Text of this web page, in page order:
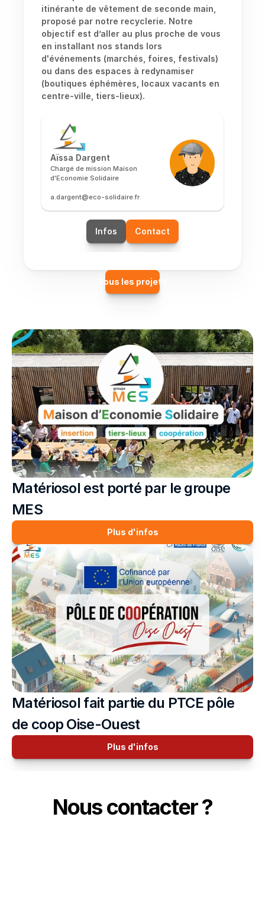
Matériosol est porté par le groupe
MES
Plus d'infos
Matériosol fait partie du PTCE pôle
de coop Oise-Ouest
Plus d'infos
itinérante de vêtement de seconde main,
proposé par notre recyclerie. Notre
objectif est d’aller au plus proche de vous
en installant nos stands lors
d'événements (marchés, foires, festivals)
ou dans des espaces à redynamiser
(boutiques éphémères, locaux vacants en
centre-ville, tiers-lieux).
Aïssa Dargent
Chargé de mission Maison
d'Economie Solidaire
a.dargent@eco-solidaire.fr
Infos Contact
Tous les projets
Nous contacter ?